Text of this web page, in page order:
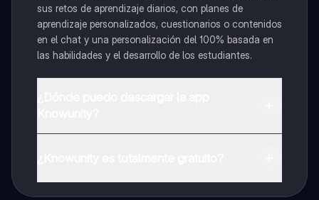
sus retos de aprendizaje diarios, con planes de
aprendizaje personalizados, cuestionarios o contenidos
en el chat y una personalización del 100% basada en
las habilidades y el desarrollo de los estudiantes.